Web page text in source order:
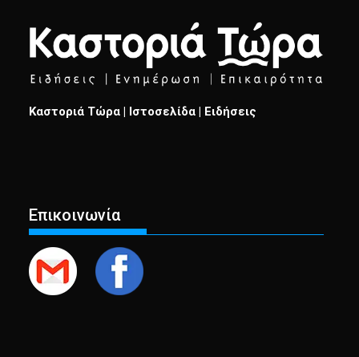
Καστοριά Τώρα | Ιστοσελίδα | Ειδήσεις
Επικοινωνία